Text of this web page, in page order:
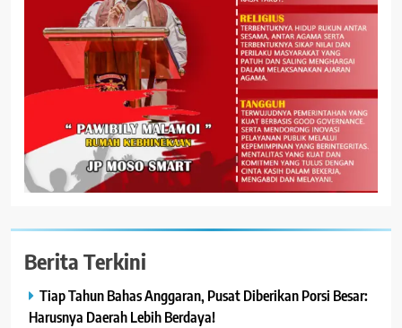
Berita Terkini
Tiap Tahun Bahas Anggaran, Pusat Diberikan Porsi Besar:
Harusnya Daerah Lebih Berdaya!